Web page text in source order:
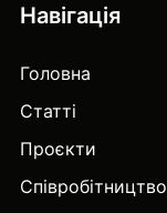
Навігація
Головна
Статті
Проєкти
Співробітництво